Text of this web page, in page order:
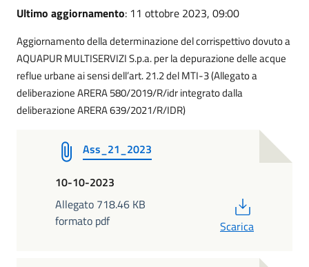
Ultimo aggiornamento: 11 ottobre 2023, 09:00
Aggiornamento della determinazione del corrispettivo dovuto a
AQUAPUR MULTISERVIZI S.p.a. per la depurazione delle acque
reflue urbane ai sensi dell’art. 21.2 del MTI-3 (Allegato a
deliberazione ARERA 580/2019/R/idr integrato dalla
deliberazione ARERA 639/2021/R/IDR)
Ass_21_2023
10-10-2023
Allegato 718.46 KB
formato pdf
Scarica